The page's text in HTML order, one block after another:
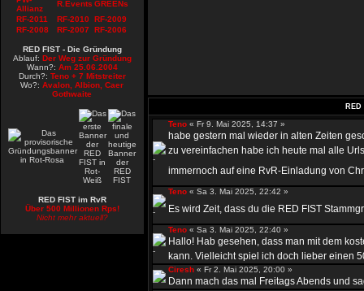
Allianz
R.Events GREENs
RF-2011
RF-2010 RF-2009
RF-2008
RF-2007 RF-2006
RED FIST - Die Gründung
Ablauf: Der Weg zur Gründung
Wann?: Am 25.06.2004
Durch?: Teno + 7 Mitstreiter
Wo?:Avalon, Albion, Caer
Gothwaite
RED FIST im RvR
Über 500 Millionen Rps!
Nicht mehr aktuell?
Teno « Fr 9. Mai 2025, 14:37 »
habe gestern mal wieder in alten Zeiten
zu vereinfachen habe ich heute mal alle
immernoch auf eine RvR-Einladung von
Teno « Sa 3. Mai 2025, 22:42 »
Es wird Zeit, dass du die RED FIST
Teno « Sa 3. Mai 2025, 22:40 »
Hallo! Hab gesehen, dass man mit dem
kann. Vielleicht spiel ich doch lieber einen
Ciresh « Fr 2. Mai 2025, 20:00 »
Dann mach das mal Freitags Abends und